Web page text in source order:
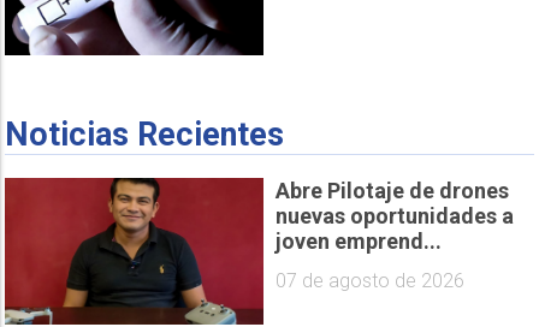
Noticias Recientes
Abre Pilotaje de drones
nuevas oportunidades a
joven emprend...
07 de agosto de 2026